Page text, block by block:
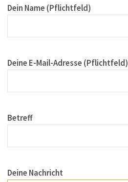
Dein Name (Pflichtfeld)
Deine E-Mail-Adresse (Pflichtfeld)
Betreff
Deine Nachricht